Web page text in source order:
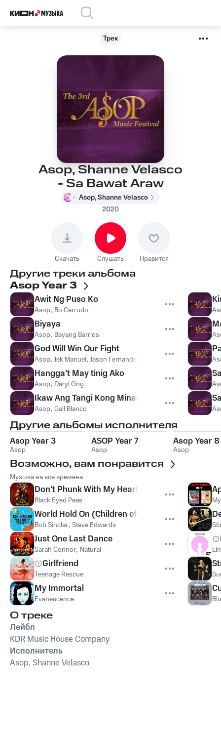
Трек
Asop, Shanne Velasco
- Sa Bawat Araw
Asop, Shanne Velasco
2020
Скачать Слушать Нравится
Другие треки альбома
Asop Year 3
Awit Ng Puso Ko
Asop, Bo Cerrudo
Biyaya
Asop, Bayang Barrios
God Will Win Our Fight
Asop, Jek Manuel, Jason Fernandez
Hangga't May tinig Ako
Asop, Daryl Ong
Ikaw Ang Tangi Kong Minamahal
Asop, Gail Blanco
Другие альбомы исполнителя
Asop Year 3
Asop
ASOP Year 7
Asop
Asop Year 8
Asop
Возможно, вам понравится
Музыка на все времена
Don't Phunk With My Heart
Black Eyed Peas
World Hold On (Children of the Sky)
Bob Sinclar, Steve Edwards
Just One Last Dance
Sarah Connor, Natural
Girlfriend
Teenage Rescue
My Immortal
Evanescence
О треке
Лейбл
KDR Music House Company
Исполнитель
Asop, Shanne Velasco